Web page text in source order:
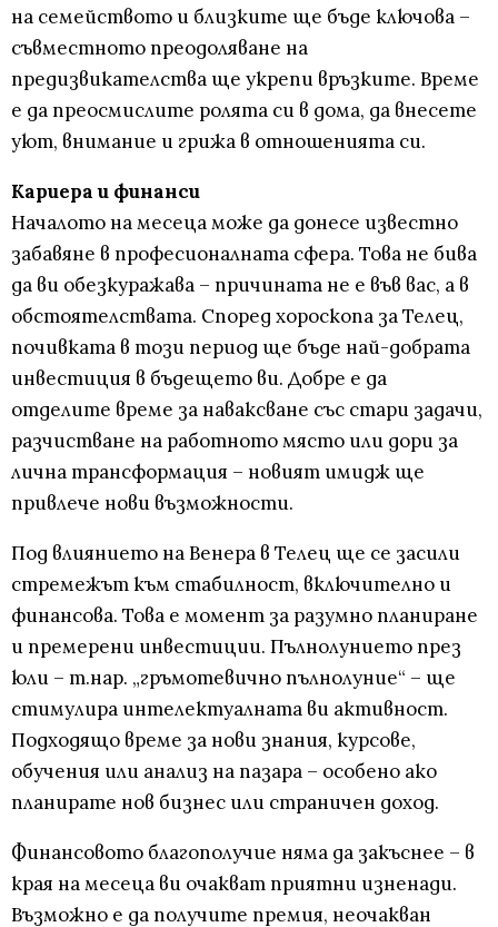
на семейството и близките ще бъде ключова –
съвместното преодоляване на
предизвикателства ще укрепи връзките. Време
е да преосмислите ролята си в дома, да внесете
уют, внимание и грижа в отношенията си.
Кариера и финанси
Началото на месеца може да донесе известно
забавяне в професионалната сфера. Това не бива
да ви обезкуражава – причината не е във вас, а в
обстоятелствата. Според хороскопа за Телец,
почивката в този период ще бъде най-добрата
инвестиция в бъдещето ви. Добре е да
отделите време за наваксване със стари задачи,
разчистване на работното място или дори за
лична трансформация – новият имидж ще
привлече нови възможности.
Под влиянието на Венера в Телец ще се засили
стремежът към стабилност, включително и
финансова. Това е момент за разумно планиране
и премерени инвестиции. Пълнолунието през
юли – т.нар. „гръмотевично пълнолуние“ – ще
стимулира интелектуалната ви активност.
Подходящо време за нови знания, курсове,
обучения или анализ на пазара – особено ако
планирате нов бизнес или страничен доход.
Финансовото благополучие няма да закъснее – в
края на месеца ви очакват приятни изненади.
Възможно е да получите премия, неочакван